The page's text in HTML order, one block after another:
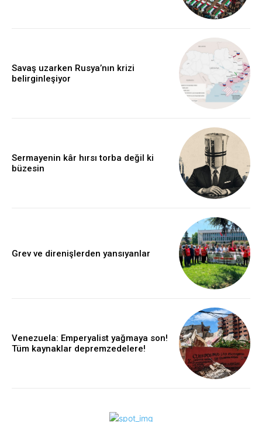
Savaş uzarken Rusya’nın krizi
belirginleşiyor
Sermayenin kâr hırsı torba değil ki
büzesin
Grev ve direnişlerden yansıyanlar
Venezuela: Emperyalist yağmaya son!
Tüm kaynaklar depremzedelere!